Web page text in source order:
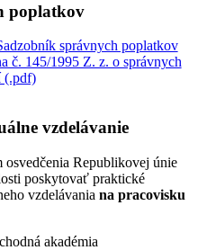
poplatkov
správnych poplatkov
č. 145/1995 Z. z. o správnych
(.pdf)
vzdelávanie
Republikovej únie
poskytovať praktické
vzdelávania na pracovisku
akadémia